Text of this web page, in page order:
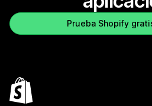
Prueba Shopify